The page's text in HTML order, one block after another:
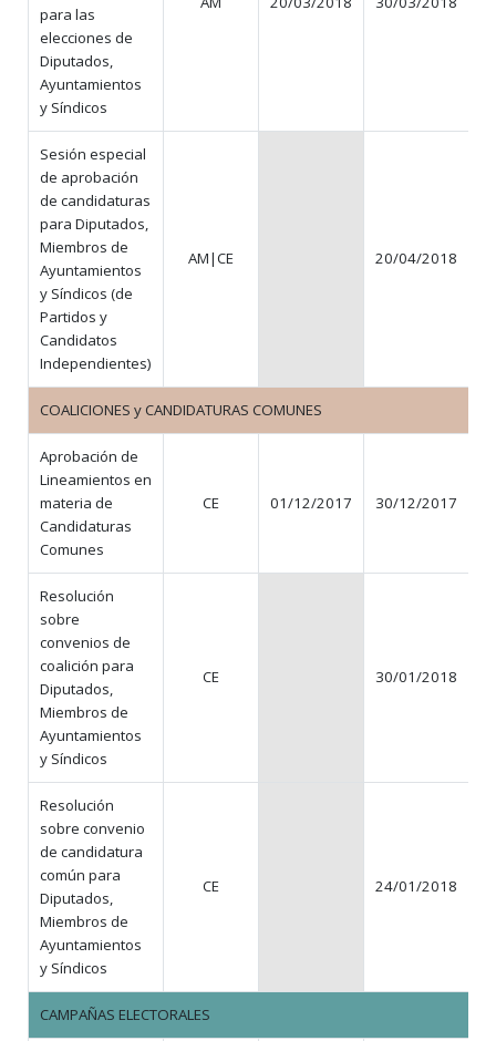
para las
elecciones de
Diputados,
Ayuntamientos
y Síndicos
Sesión especial
de aprobación
de candidaturas
para Diputados,
Miembros de
Ayuntamientos
y Síndicos (de
Partidos y
Candidatos
Independientes)
AM|CE 20/04/2018
COALICIONES y CANDIDATURAS COMUNES
Aprobación de
Lineamientos en
materia de
Candidaturas
Comunes
CE 01/12/2017 30/12/2017
Resolución
sobre
convenios de
coalición para
Diputados,
Miembros de
Ayuntamientos
y Síndicos
CE 30/01/2018
Resolución
sobre convenio
de candidatura
común para
Diputados,
Miembros de
Ayuntamientos
y Síndicos
CE 24/01/2018
CAMPAÑAS ELECTORALES